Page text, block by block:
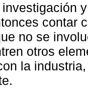
contar
no se
otros
la